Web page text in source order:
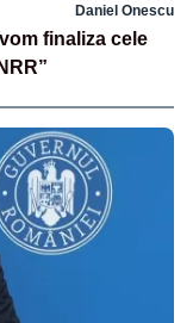
Daniel Onescu
finaliza cele